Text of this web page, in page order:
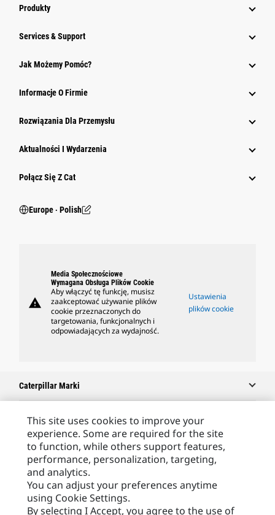
Produkty
Services & Support
Jak Możemy Pomóc?
Informacje O Firmie
Rozwiązania Dla Przemysłu
Aktualności I Wydarzenia
Połącz Się Z Cat
Europe ‧ Polish
warning
Media Społecznościowe
Wymagana Obsługa Plików Cookie
Aby włączyć tę funkcję, musisz
zaakceptować używanie plików
cookie przeznaczonych do
targetowania, funkcjonalnych i
odpowiadających za wydajność.
Ustawienia
plików cookie
Caterpillar Marki
Caterpillar.com
Caterpillar Kontakt
Caterpillar Kontakt
Moje Preferencje Marketingowe
This site uses cookies to improve your
experience. Some are required for the site
to function, while others support features,
performance, personalization, targeting,
and analytics.
You can adjust your preferences anytime
using Cookie Settings.
By selecting I Accept, you agree to the use of